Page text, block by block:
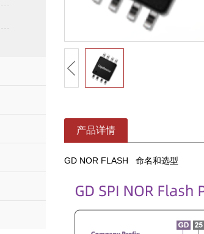
产品详情
GD NOR FLASH 命名和选型